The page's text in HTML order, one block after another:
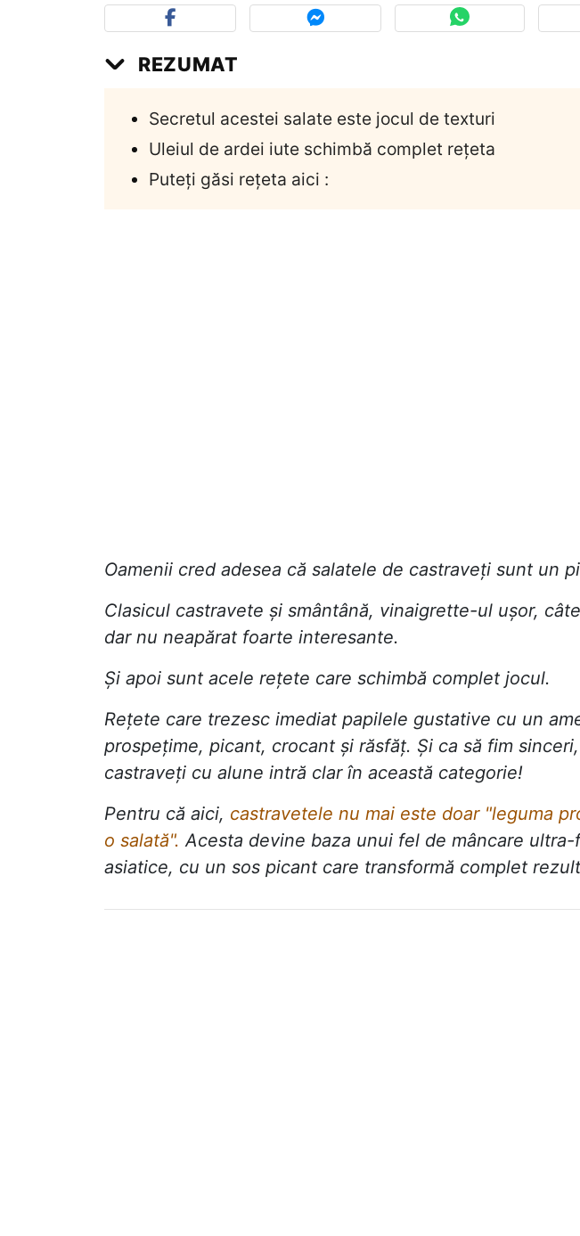
REZUMAT
Secretul acestei salate este jocul de texturi
Uleiul de ardei iute schimbă complet rețeta
Puteți găsi rețeta aici :
Oamenii cred adesea că salatele de castraveți sunt un
Clasicul castravete și smântână, vinaigrette-ul ușor,
dar nu neapărat foarte interesante.
Și apoi sunt acele rețete care schimbă complet jocul.
Rețete care trezesc imediat papilele gustative cu un
prospețime, picant, crocant și răsfăț. Și ca să fim
castraveți cu alune intră clar în această categorie!
Pentru că aici, castravetele nu mai este doar "leguma
o salată". Acesta devine baza unui fel de mâncare
asiatice, cu un sos picant care transformă complet